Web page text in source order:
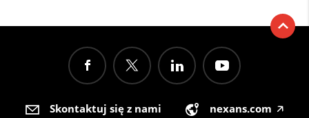
Skontaktuj się z nami nexans.com 🡥